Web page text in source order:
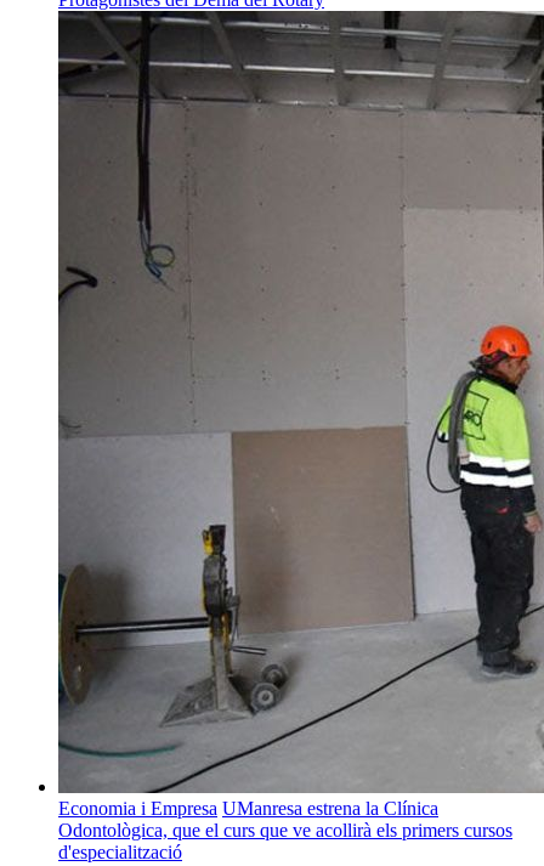
Economia i Empresa UManresa estrena la Clínica
Odontològica, que el curs que ve acollirà els primers cursos
d'especialització